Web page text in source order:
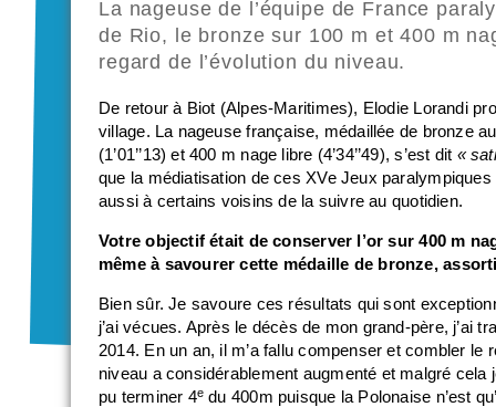
La nageuse de l’équipe de France
de Rio, le bronze sur 100 m et 400 m
regard de l’évolution du niveau.
De retour à Biot (Alpes-Maritimes), Elodie Lorandi
village. La nageuse française, médaillée de bronze
(1’01’’13) et 400 m nage libre (4’34’’49), s’est dit «
que la médiatisation de ces XVe Jeux
aussi à certains voisins de la suivre au quotidien.
Votre objectif était de conserver l’or sur 400 m
même à savourer cette médaille de bronze,
Bien sûr. Je savoure ces résultats qui sont
j’ai vécues. Après le décès de mon grand-père, j’ai
2014. En un an, il m’a fallu compenser et combler le
niveau a considérablement augmenté et malgré
pu terminer 4e du 400m puisque la Polonaise n’est